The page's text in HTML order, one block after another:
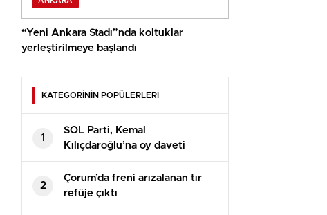
“Yeni Ankara Stadı”nda koltuklar
yerleştirilmeye başlandı
KATEGORİNİN POPÜLERLERİ
1
SOL Parti, Kemal
Kılıçdaroğlu’na oy daveti
yapıyor
2
Çorum’da freni arızalanan tır
refüje çıktı